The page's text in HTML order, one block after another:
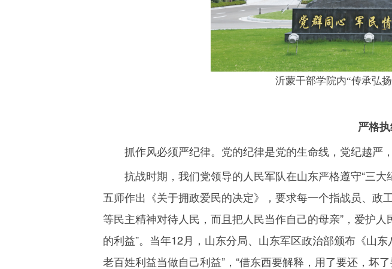
沂蒙干部学院内“传承弘
严格
抓作风必须严纪律。党的纪律是党的生命线，党纪越严
抗战时期，我们党领导的人民军队在山东严格遵守“三大
五师作出《关于拥政爱民的决定》，要求每一个指战员、政
等民主精神对待人民，而且把人民当作自己的母亲”，爱护
的利益”。当年12月，山东分局、山东军区政治部颁布《山
老百姓利益当做自己利益”，“借东西要解释，用了要还，坏